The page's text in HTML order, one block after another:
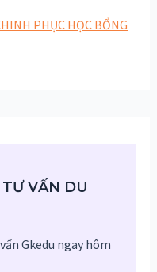
PHỤC HỌC BỔNG
VẤN DU
Gkedu ngay hôm